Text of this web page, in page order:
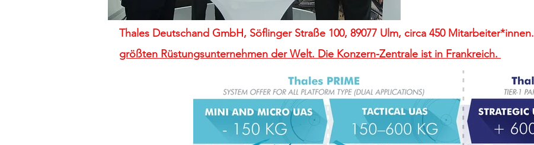
Thales Deutschand GmbH, Söflinger Straße 100, 89077 Ulm, circa 450 Mitarbeiter*innen.
größten Rüstungsunternehmen der Welt. Die Konzern-Zentrale ist in Frankreich.